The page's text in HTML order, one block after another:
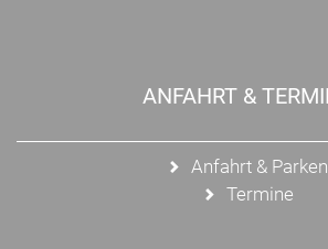
ANFAHRT &
Anfahrt & Parken
Termine